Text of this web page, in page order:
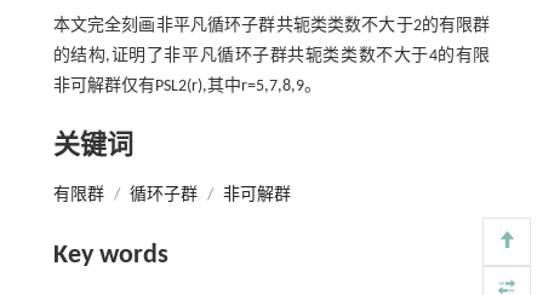
本文完全刻画非平凡循环子群共轭类类数不大于2的有限群
的结构,证明了非平凡循环子群共轭类类数不大于4的有限
非可解群仅有PSL2(r),其中r=5,7,8,9。
关键词
有限群 / 循环子群 / 非可解群
Key words